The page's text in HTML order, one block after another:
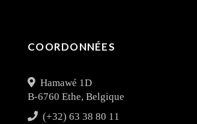
COORDONNÉES
Hamawé 1D
B-6760 Ethe, Belgique
(+32) 63 38 80 11